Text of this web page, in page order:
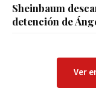
Sheinbaum
detención de
Ver